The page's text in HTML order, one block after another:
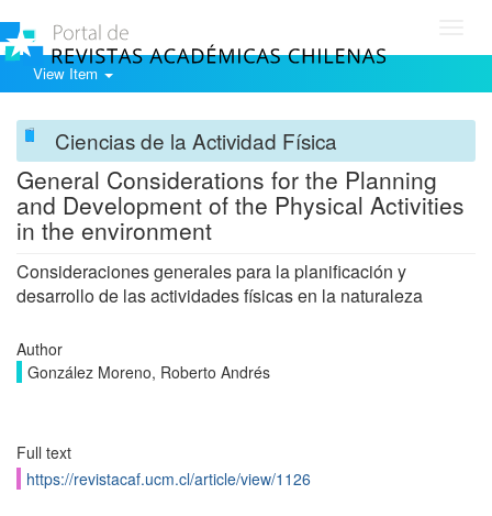
View Item
Ciencias de la Actividad Física
General Considerations for the Planning
and Development of the Physical Activities
in the environment
Consideraciones generales para la planificación y
desarrollo de las actividades físicas en la naturaleza
Author
González Moreno, Roberto Andrés
Full text
https://revistacaf.ucm.cl/article/view/1126